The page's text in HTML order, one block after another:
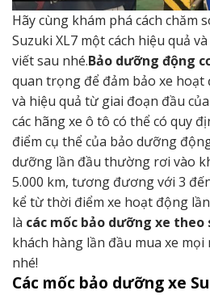
Hãy cùng khám phá cách chăm
Suzuki XL7 một cách hiệu quả
viết sau nhé.Bảo dưỡng động
quan trọng để đảm bảo xe hoạt
và hiệu quả từ giai đoạn đầu
các hãng xe ô tô có thể có quy
điểm cụ thể của bảo dưỡng
dưỡng lần đầu thường rơi vào
5.000 km, tương đương với 3
kể từ thời điểm xe hoạt động
là các mốc bảo dưỡng xe theo
khách hàng lần đầu mua xe
nhé!
Các mốc bảo dưỡng xe